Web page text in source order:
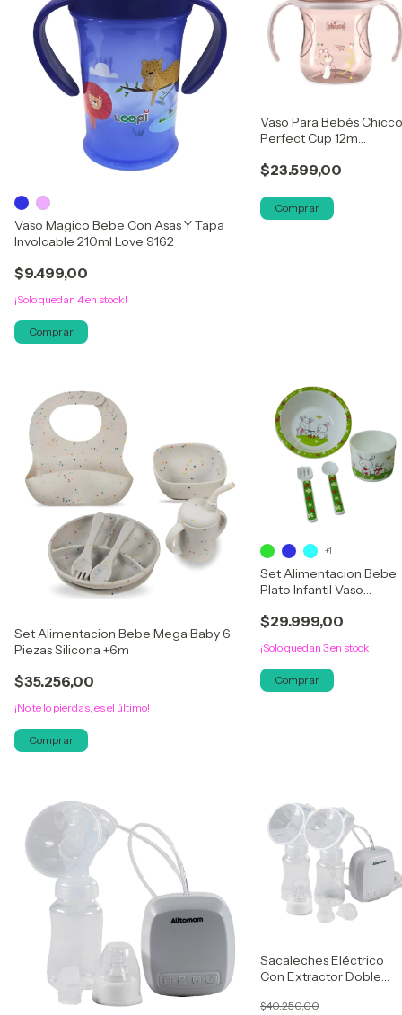
Vaso Magico Bebe Con Asas Y Tapa
Involcable 210ml Love 9162
$9.499,00
¡Solo quedan 4en stock!
Comprar
Vaso Para Bebés Chicco
Perfect Cup 12m
$23.599,00
Comprar
Set Alimentacion Bebe Mega Baby 6
Piezas Silicona +6m
$35.256,00
¡No te lo pierdas, es el último!
Comprar
Set Alimentacion Bebe
Plato Infantil Vaso
$29.999,00
¡Solo quedan 3en stock!
+1
Comprar
Sacaleches Eléctrico
Con Extractor Doble
$40.250,00